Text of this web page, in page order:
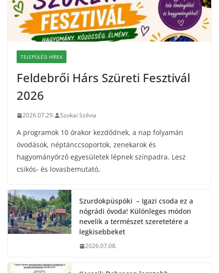
TELEPÜLÉSI HÍREK
Feldebrői Hárs Szüreti Fesztivál
2026
2026.07.29. Szokai Szilvia
A programok 10 órakor kezdődnek, a nap folyamán
óvodások, néptánccsoportok, zenekarok és
hagyományőrző egyesületek lépnek színpadra. Lesz
csikós- és lovasbemutató,
Szurdokpüspöki – Igazi csoda ez a
nógrádi óvoda! Különleges módon
nevelik a természet szeretetére a
legkisebbeket
2026.07.08.